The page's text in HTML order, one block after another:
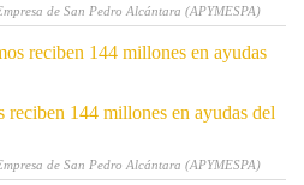
de San Pedro Alcántara (APYMESPA)
144 millones en ayudas del
de San Pedro Alcántara (APYMESPA)